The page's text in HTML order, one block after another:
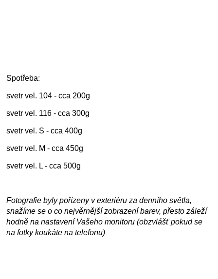
Spotřeba:
svetr vel. 104 - cca 200g
svetr vel. 116 - cca 300g
svetr vel. S - cca 400g
svetr vel. M - cca 450g
svetr vel. L - cca 500g
Fotografie byly pořízeny v exteriéru za denního světla,
snažíme se o co nejvěrnější zobrazení barev, přesto záleží
hodně na nastavení Vašeho monitoru (obzvlášť pokud se
na fotky koukáte na telefonu)